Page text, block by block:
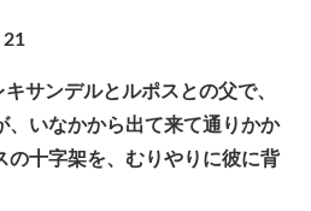
サンデルとルポスとの父で、
、いなかから出て来て通りかか
の十字架を、むりやりに彼に背